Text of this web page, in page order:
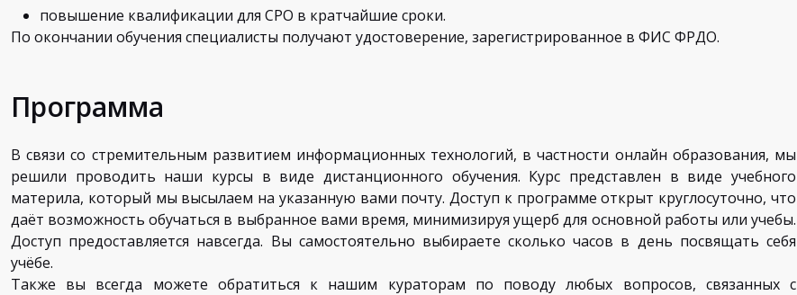
повышение квалификации для СРО в кратчайшие сроки.
По окончании обучения специалисты получают удостоверение, зарегистрированное в ФИС ФРДО.
Программа
В связи со стремительным развитием информационных технологий, в частности онлайн образования, мы
решили проводить наши курсы в виде дистанционного обучения. Курс представлен в виде учебного
материла, который мы высылаем на указанную вами почту. Доступ к программе открыт круглосуточно, что
даёт возможность обучаться в выбранное вами время, минимизируя ущерб для основной работы или учебы.
Доступ предоставляется навсегда. Вы самостоятельно выбираете сколько часов в день посвящать себя
учёбе.
Также вы всегда можете обратиться к нашим кураторам по поводу любых вопросов, связанных с